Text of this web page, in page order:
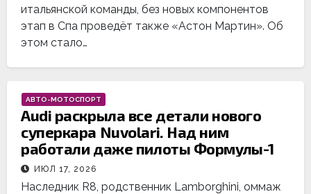
итальянской команды, без новых компонентов
этап в Спа проведёт также «Астон Мартин». Об
этом стало…
АВТО-МОТОСПОРТ
Audi раскрыла все детали нового
суперкара Nuvolari. Над ним
работали даже пилоты Формулы-1
ИЮЛ 17, 2026
Наследник R8, родственник Lamborghini, оммаж